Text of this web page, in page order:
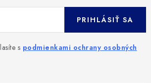
s podmienkami ochrany osobných
PRIHLÁSIŤ SA